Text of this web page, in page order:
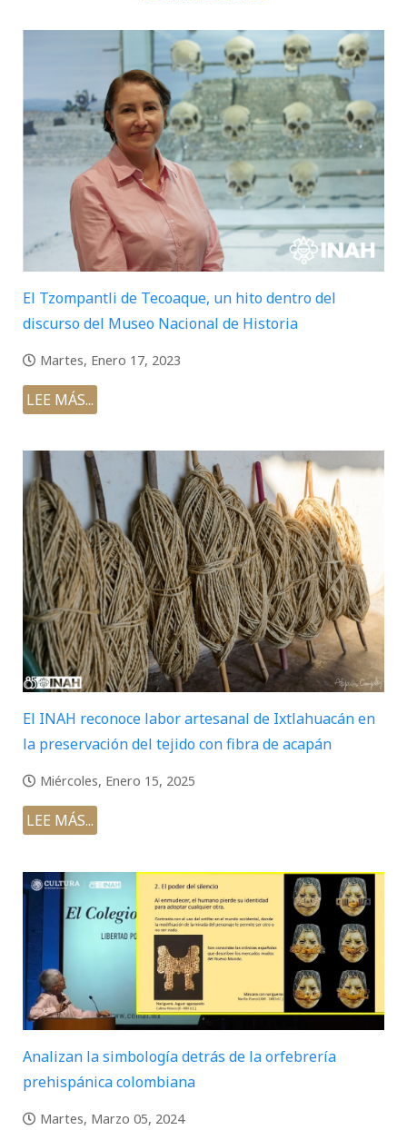
El Tzompantli de Tecoaque, un hito dentro del
discurso del Museo Nacional de Historia
Martes, Enero 17, 2023
LEE MÁS...
El INAH reconoce labor artesanal de Ixtlahuacán en
la preservación del tejido con fibra de acapán
Miércoles, Enero 15, 2025
LEE MÁS...
Analizan la simbología detrás de la orfebrería
prehispánica colombiana
Martes, Marzo 05, 2024